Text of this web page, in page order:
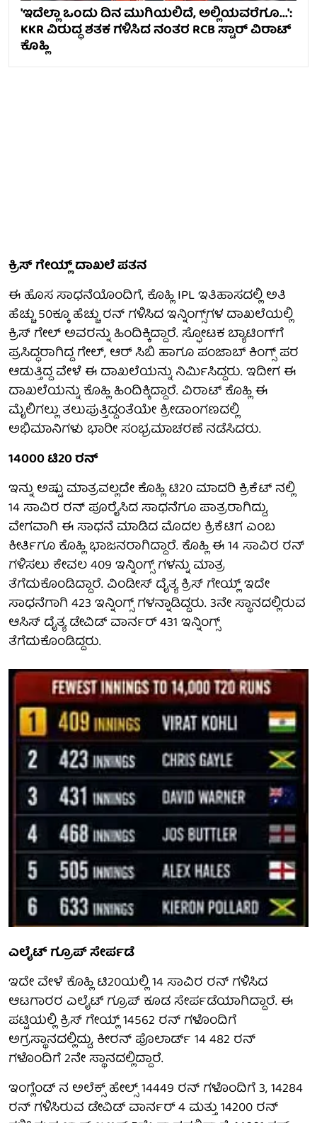
'ಇದೆಲ್ಲಾ ಒಂದು ದಿನ ಮುಗಿಯಲಿದೆ, ಅಲ್ಲಿಯವರೆಗೂ...':
KKR ವಿರುದ್ಧ ಶತಕ ಗಳಿಸಿದ ನಂತರ RCB ಸ್ಟಾರ್ ವಿರಾಟ್
ಕೊಹ್ಲಿ
ಕ್ರಿಸ್ ಗೇಯ್ಲ್ ದಾಖಲೆ ಪತನ
ಈ ಹೊಸ ಸಾಧನೆಯೊಂದಿಗೆ, ಕೊಹ್ಲಿ IPL ಇತಿಹಾಸದಲ್ಲಿ ಅತಿ
ಹೆಚ್ಚು 50ಕ್ಕೂ ಹೆಚ್ಚು ರನ್ ಗಳಿಸಿದ ಇನ್ನಿಂಗ್ಸ್‌ಗಳ ದಾಖಲೆಯಲ್ಲಿ
ಕ್ರಿಸ್ ಗೇಲ್ ಅವರನ್ನು ಹಿಂದಿಕ್ಕಿದ್ದಾರೆ. ಸ್ಫೋಟಕ ಬ್ಯಾಟಿಂಗ್‌ಗೆ
ಪ್ರಸಿದ್ಧರಾಗಿದ್ದ ಗೇಲ್, ಆರ್ ಸಿಬಿ ಹಾಗೂ ಪಂಜಾಬ್ ಕಿಂಗ್ಸ್ ಪರ
ಆಡುತ್ತಿದ್ದ ವೇಳೆ ಈ ದಾಖಲೆಯನ್ನು ನಿರ್ಮಿಸಿದ್ದರು. ಇದೀಗ ಈ
ದಾಖಲೆಯನ್ನು ಕೊಹ್ಲಿ ಹಿಂದಿಕ್ಕಿದ್ದಾರೆ. ವಿರಾಟ್ ಕೊಹ್ಲಿ ಈ
ಮೈಲಿಗಲ್ಲು ತಲುಪುತ್ತಿದ್ದಂತೆಯೇ ಕ್ರೀಡಾಂಗಣದಲ್ಲಿ
ಅಭಿಮಾನಿಗಳು ಭಾರೀ ಸಂಭ್ರಮಾಚರಣೆ ನಡೆಸಿದರು.
14000 ಟಿ20 ರನ್
ಇನ್ನು ಅಷ್ಟು ಮಾತ್ರವಲ್ಲದೇ ಕೊಹ್ಲಿ ಟಿ20 ಮಾದರಿ ಕ್ರಿಕೆಟ್ ನಲ್ಲಿ
14 ಸಾವಿರ ರನ್ ಪೂರೈಸಿದ ಸಾಧನೆಗೂ ಪಾತ್ರರಾಗಿದ್ದು,
ವೇಗವಾಗಿ ಈ ಸಾಧನೆ ಮಾಡಿದ ಮೊದಲ ಕ್ರಿಕೆಟಿಗ ಎಂಬ
ಕೀರ್ತಿಗೂ ಕೊಹ್ಲಿ ಭಾಜನರಾಗಿದ್ದಾರೆ. ಕೊಹ್ಲಿ ಈ 14 ಸಾವಿರ ರನ್
ಗಳಿಸಲು ಕೇವಲ 409 ಇನ್ನಿಂಗ್ಸ್ ಗಳನ್ನು ಮಾತ್ರ
ತೆಗೆದುಕೊಂಡಿದ್ದಾರೆ. ವಿಂಡೀಸ್ ದೈತ್ಯ ಕ್ರಿಸ್ ಗೇಯ್ಲ್ ಇದೇ
ಸಾಧನೆಗಾಗಿ 423 ಇನ್ನಿಂಗ್ಸ್ ಗಳನ್ನಾಡಿದ್ದರು. 3ನೇ ಸ್ಥಾನದಲ್ಲಿರುವ
ಆಸಿಸ್ ದೈತ್ಯ ಡೇವಿಡ್ ವಾರ್ನರ್ 431 ಇನ್ನಿಂಗ್ಸ್
ತೆಗೆದುಕೊಂಡಿದ್ದರು.
ಎಲೈಟ್ ಗ್ರೂಪ್ ಸೇರ್ಪಡೆ
ಇದೇ ವೇಳೆ ಕೊಹ್ಲಿ ಟಿ20ಯಲ್ಲಿ 14 ಸಾವಿರ ರನ್ ಗಳಿಸಿದ
ಆಟಗಾರರ ಎಲೈಟ್ ಗ್ರೂಪ್ ಕೂಡ ಸೇರ್ಪಡೆಯಾಗಿದ್ದಾರೆ. ಈ
ಪಟ್ಟಿಯಲ್ಲಿ ಕ್ರಿಸ್ ಗೇಯ್ಲ್ 14562 ರನ್ ಗಳೊಂದಿಗೆ
ಅಗ್ರಸ್ಥಾನದಲ್ಲಿದ್ದು, ಕೀರನ್ ಪೊಲಾರ್ಡ್ 14 482 ರನ್
ಗಳೊಂದಿಗೆ 2ನೇ ಸ್ಥಾನದಲ್ಲಿದ್ದಾರೆ.
ಇಂಗ್ಲೆಂಡ್ ನ ಅಲೆಕ್ಸ್ ಹೇಲ್ಸ್ 14449 ರನ್ ಗಳೊಂದಿಗೆ 3, 14284
ರನ್ ಗಳಿಸಿರುವ ಡೇವಿಡ್ ವಾರ್ನರ್ 4 ಮತ್ತು 14200 ರನ್